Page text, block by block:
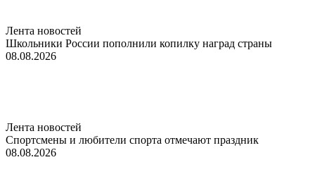
Лента новостей
Школьники России пополнили копилку наград страны
08.08.2026
Лента новостей
Спортсмены и любители спорта отмечают праздник
08.08.2026